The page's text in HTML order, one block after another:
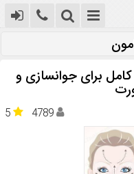
برای جوانسازی و
5 4789